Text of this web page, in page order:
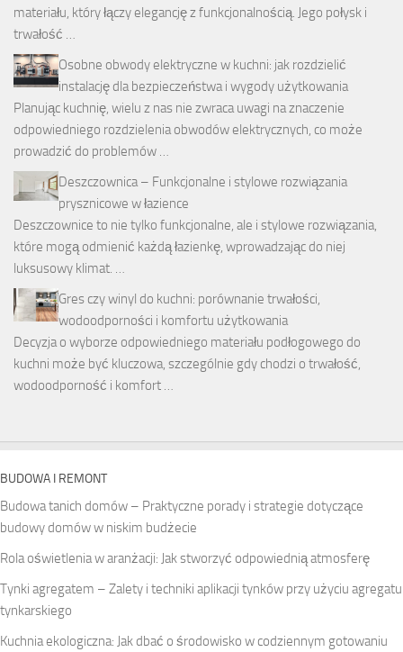
materiału, który łączy elegancję z funkcjonalnością. Jego połysk i
trwałość …
Osobne obwody elektryczne w kuchni: jak rozdzielić
instalację dla bezpieczeństwa i wygody użytkowania
Planując kuchnię, wielu z nas nie zwraca uwagi na znaczenie
odpowiedniego rozdzielenia obwodów elektrycznych, co może
prowadzić do problemów …
Deszczownica – Funkcjonalne i stylowe rozwiązania
prysznicowe w łazience
Deszczownice to nie tylko funkcjonalne, ale i stylowe rozwiązania,
które mogą odmienić każdą łazienkę, wprowadzając do niej
luksusowy klimat. …
Gres czy winyl do kuchni: porównanie trwałości,
wodoodporności i komfortu użytkowania
Decyzja o wyborze odpowiedniego materiału podłogowego do
kuchni może być kluczowa, szczególnie gdy chodzi o trwałość,
wodoodporność i komfort …
BUDOWA I REMONT
Budowa tanich domów – Praktyczne porady i strategie dotyczące
budowy domów w niskim budżecie
Rola oświetlenia w aranżacji: Jak stworzyć odpowiednią atmosferę
Tynki agregatem – Zalety i techniki aplikacji tynków przy użyciu agregatu
tynkarskiego
Kuchnia ekologiczna: Jak dbać o środowisko w codziennym gotowaniu